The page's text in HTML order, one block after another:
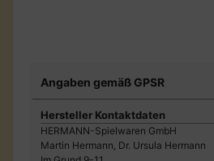
Angaben gemäß GPSR
Hersteller Kontaktdaten
HERMANN-Spielwaren GmbH
Martin Hermann, Dr. Ursula Hermann